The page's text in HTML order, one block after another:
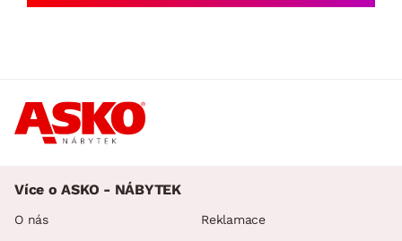
Více o ASKO - NÁBYTEK
O nás Reklamace